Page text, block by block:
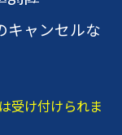
キャンセルな
受け付けられま